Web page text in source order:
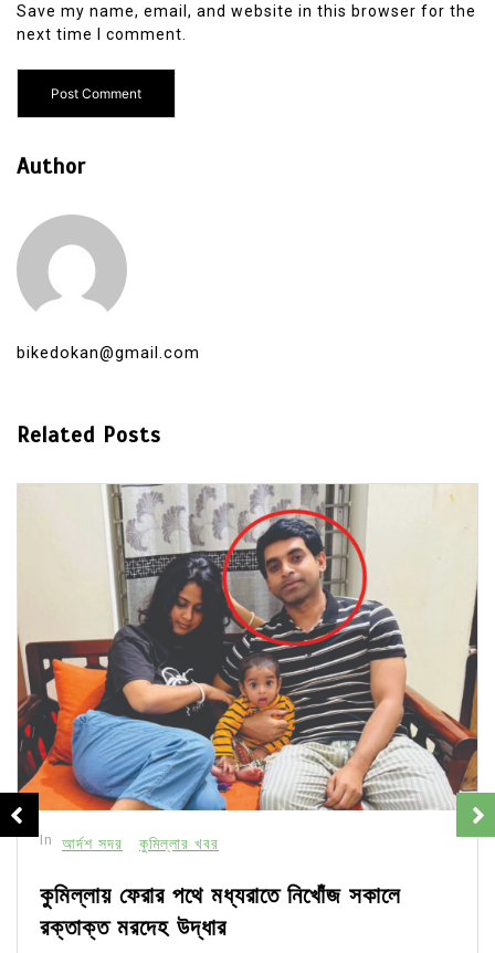
Save my name, email, and website in this browser for the
next time I comment.
Author
bikedokan@gmail.com
Related Posts
In আর্দশ সদর কুমিল্লার খবর
কুমিল্লায় ফেরার পথে মধ্যরাতে নিখোঁজ সকালে
রক্তাক্ত মরদেহ উদ্ধার